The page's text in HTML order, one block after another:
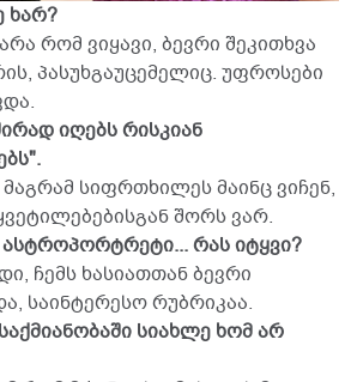
ხარ?
რომ ვიყავი, ბევრი შეკითხვა
პასუხგაუცემელიც. უფროსები
იღებს რისკიან
სიფრთხილეს მაინც ვიჩენ,
შორს ვარ.
ასტროპორტრეტი... რას იტყვი?
ჩემს ხასიათთან ბევრი
საინტერესო რუბრიკაა.
სიახლე ხომ არ